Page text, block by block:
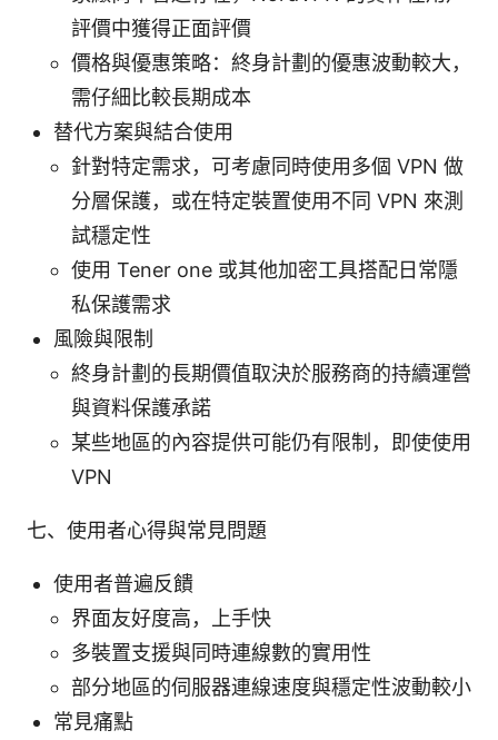
評價中獲得正面評價
價格與優惠策略：終身計劃的優惠波動較大，
需仔細比較長期成本
替代方案與結合使用
針對特定需求，可考慮同時使用多個 VPN 做
分層保護，或在特定裝置使用不同 VPN 來測
試穩定性
使用 Tener one 或其他加密工具搭配日常隱
私保護需求
風險與限制
終身計劃的長期價值取決於服務商的持續運營
與資料保護承諾
某些地區的內容提供可能仍有限制，即使使用
VPN
七、使用者心得與常見問題
使用者普遍反饋
界面友好度高，上手快
多裝置支援與同時連線數的實用性
部分地區的伺服器連線速度與穩定性波動較小
常見痛點